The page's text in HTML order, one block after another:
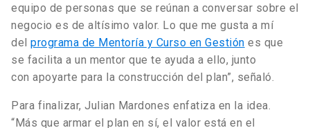
equipo de personas que se reúnan a conversar sobre el
negocio es de altísimo valor. Lo que me gusta a mí
del programa de Mentoría y Curso en Gestión es que
se facilita a un mentor que te ayuda a ello, junto
con apoyarte para la construcción del plan”, señaló.
Para finalizar, Julian Mardones enfatiza en la idea.
“Más que armar el plan en sí, el valor está en el